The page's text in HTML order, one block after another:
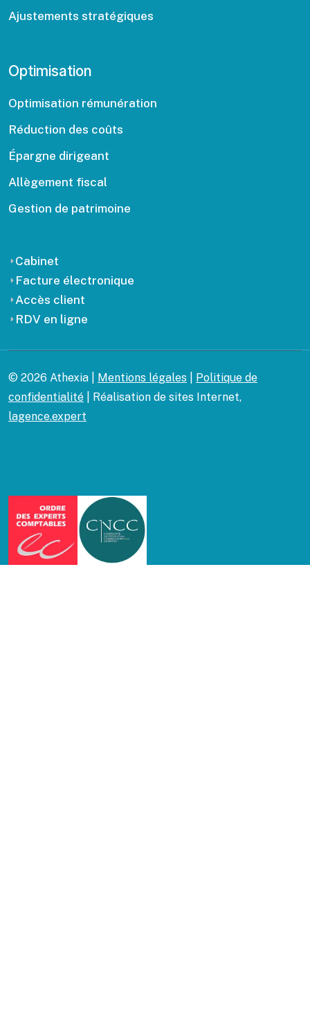
Ajustements stratégiques
Optimisation
Optimisation rémunération
Réduction des coûts
Épargne dirigeant
Allègement fiscal
Gestion de patrimoine
Cabinet
Facture électronique
Accès client
RDV en ligne
© 2026 Athexia | Mentions légales
Politique de
confidentialité | Réalisation de sites Internet,
lagence.expert